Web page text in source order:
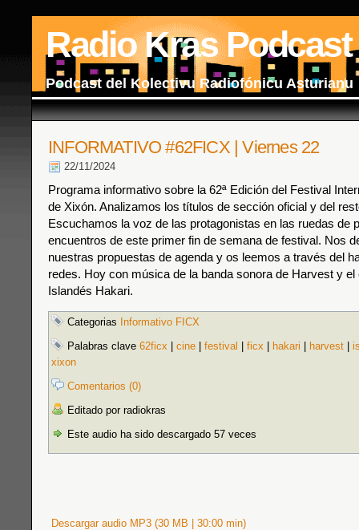
Radio Kras Podcast
Podcast del Kolectivu Radiofónicu Asturianu
INFORMATIVO #62FICX | Viernes 22
22/11/2024
Programa informativo sobre la 62ª Edición del Festival
de Xixón. Analizamos los títulos de sección oficial y del
Escuchamos la voz de las protagonistas en las ruedas de
encuentros de este primer fin de semana de festival. Nos
nuestras propuestas de agenda y os leemos a través del
redes. Hoy con música de la banda sonora de Harvest y
Islandés Hakari.
Categorias Informativo FICX
Palabras clave 62ficx cine festival ficx hakari harvest
xixon
Comentarios (0)
Editado por radiokras
Este audio ha sido descargado 57 veces
Descargar audio MP3 (30 MB | 30:00 min)